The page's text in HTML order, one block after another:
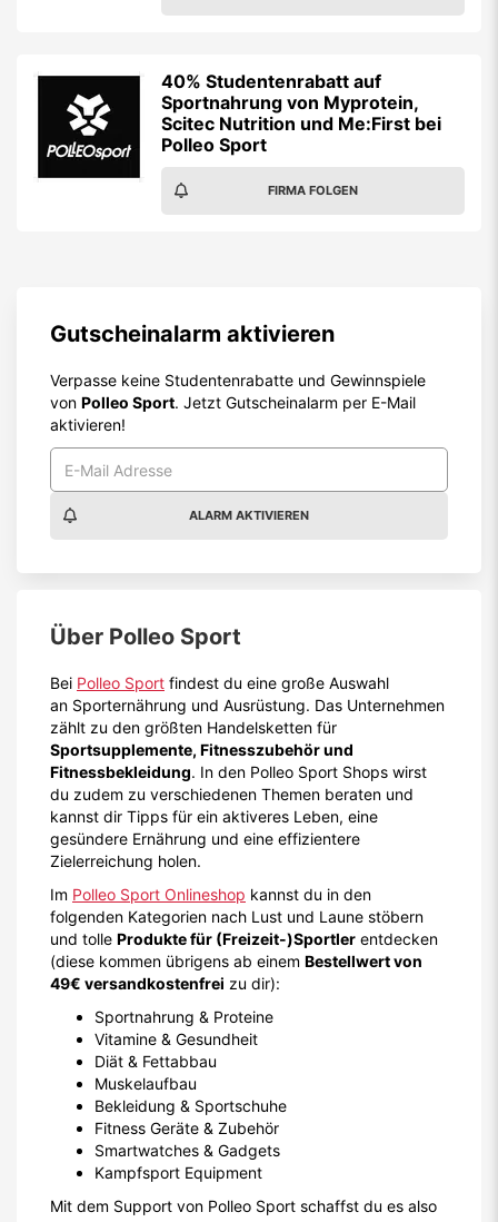
Gutscheinalarm aktivieren
Verpasse keine Studentenrabatte und Gewinnspiele
vonPolleo Sport. Jetzt Gutscheinalarm per E-Mail
aktivieren!
ÜberPolleo Sport
BeiPolleo Sport
an Sporternährung und Ausrüstung. Das Unternehmen
zählt zu den größten Handelsketten für
Sportsupplemente, Fitnesszubehör und
Fitnessbekleidung. In den Polleo Sport Shops wirst
ImPolleo Sport Onlineshop
und tolleProdukte für (Freizeit-)Sportlerentdecken
(diese kommen übrigens ab einem Bestellwert von
49€ versandkostenfreizu dir):
Sportnahrung & Proteine
Vitamine & Gesundheit
Diät & Fettabbau
Muskelaufbau
Bekleidung & Sportschuhe
Fitness Geräte & Zubehör
Smartwatches & Gadgets
Kampfsport Equipment
Mit dem Support von Polleo Sport schaffst du es also
garantiert deinen inneren Schweinehund zu besiegen
und fit durch den Studienalltag zu kommen. Denn das
Team von Polleo Sport ist überzeugt:
steckt in jedem von uns!
Auch wir wollen dich bei deinen Fitnesszielen
unterstützen und haben daher mit unseren
Gutscheinen und Gewinnspielen auf iamstudet.at
natürlich den passendenPolleo Sport
Studentenrabattfür dich parat!